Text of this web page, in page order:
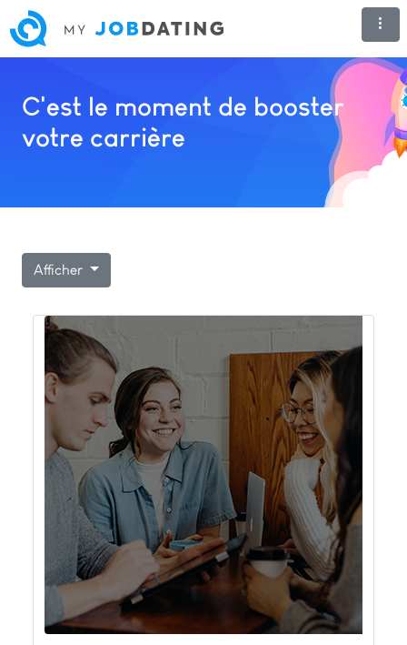
C'est le moment de booster
votre carrière
Afficher